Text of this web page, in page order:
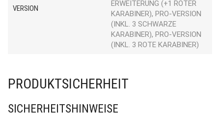
VERSION
ERWEITERUNG (+1 ROTER
KARABINER), PRO-VERSION
(INKL. 3 SCHWARZE
KARABINER), PRO-VERSION
(INKL. 3 ROTE KARABINER)
PRODUKTSICHERHEIT
SICHERHEITSHINWEISE